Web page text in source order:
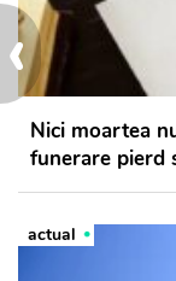
‹
Nici moartea
funerare pierd
actual